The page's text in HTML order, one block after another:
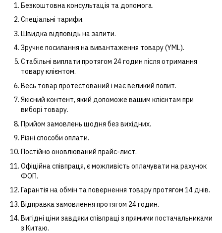
Безкоштовна консультація та допомога.
Спеціальні тарифи.
Швидка відповідь на запити.
Зручне посилання на вивантаження товару (YML).
Стабільні виплати протягом 24 годин після отримання
товару клієнтом.
Весь товар протестований і має великий попит.
Якісний контент, який допоможе вашим клієнтам при
виборі товару.
Прийом замовлень щодня без вихідних.
Різні способи оплати.
Постійно оновлюваний прайс-лист.
Офіційна співпраця, є можливість оплачувати на рахунок
ФОП.
Гарантія на обмін та повернення товару протягом 14 днів.
Відправка замовлення протягом 24 годин.
Вигідні ціни завдяки співпраці з прямими постачальниками
з Китаю.